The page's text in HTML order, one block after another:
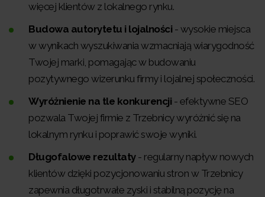
więcej klientów z lokalnego rynku.
Budowa autorytetu i lojalności - wysokie miejsca
w wynikach wyszukiwania wzmacniają wiarygodność
Twojej marki, pomagając w budowaniu
pozytywnego wizerunku firmy i lojalnej społeczności.
Wyróżnienie na tle konkurencji - efektywne SEO
pozwala Twojej firmie z Trzebnicy wyróżnić się na
lokalnym rynku i poprawić swoje wyniki.
Długofalowe rezultaty- regularny napływ nowych
klientów dzięki pozycjonowaniu stron w Trzebnicy
zapewnia długotrwałe zyski i stabilną pozycję na